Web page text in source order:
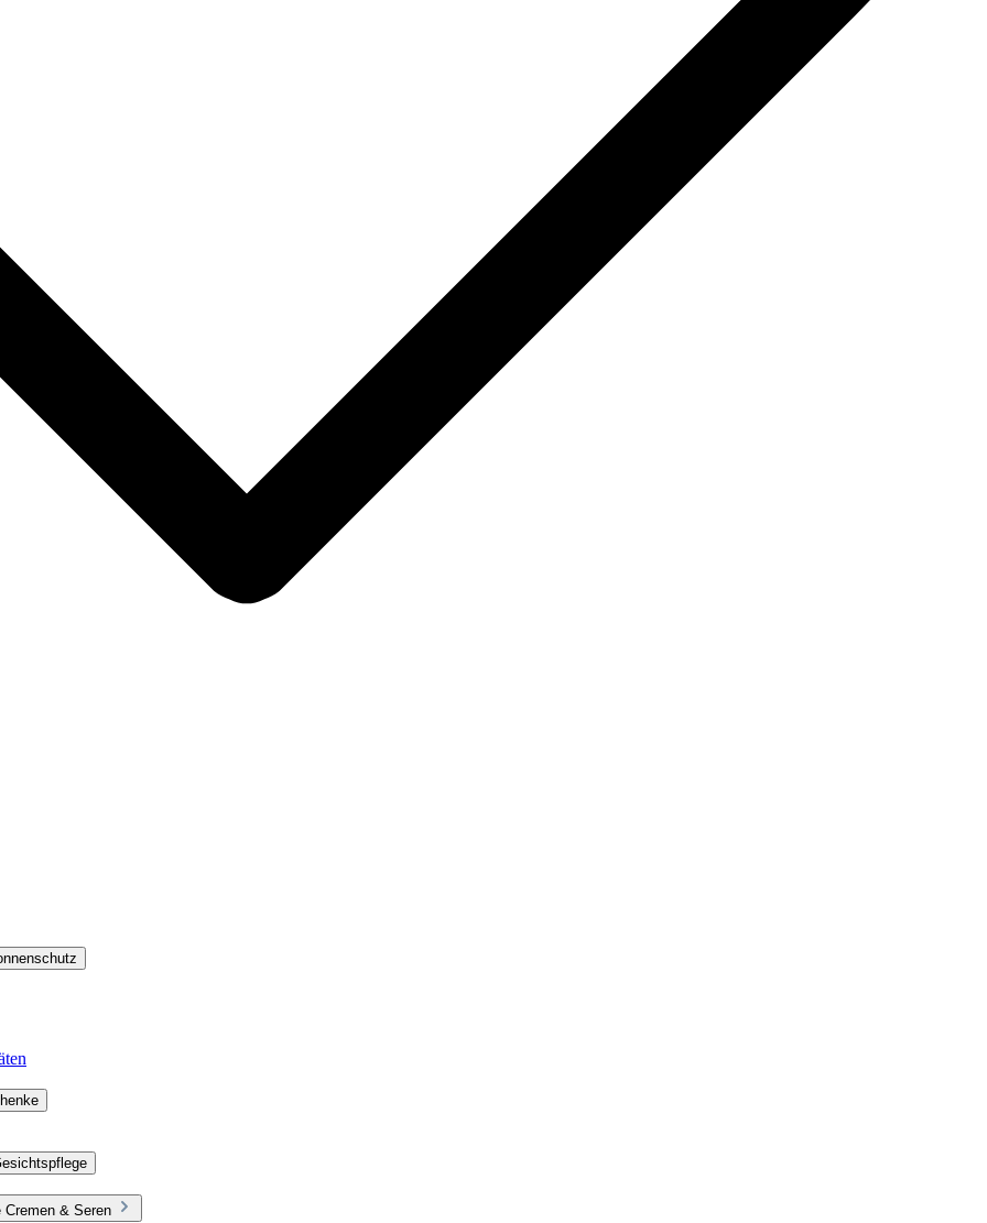
Cremen & Seren